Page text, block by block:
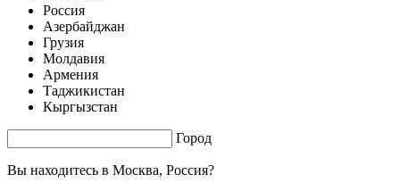
Россия
Азербайджан
Грузия
Молдавия
Армения
Таджикистан
Кыргызстан
Город
Вы находитесь в Москва, Россия?